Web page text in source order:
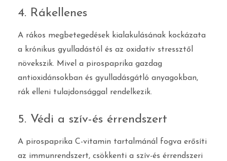
4. Rákellenes
A rákos megbetegedések kialakulásának kockázata
a krónikus gyulladástól és az oxidatív stressztől
növekszik. Mivel a pirospaprika gazdag
antioxidánsokban és gyulladásgátló anyagokban,
rák elleni tulajdonsággal rendelkezik.
5. Védi a szív-és érrendszert
A pirospaprika C-vitamin tartalmánál fogva erősíti
az immunrendszert, csökkenti a szív-és érrendszeri